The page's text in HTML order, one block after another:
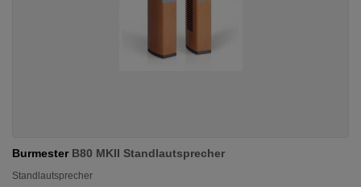
Burmester B80 MKII Standlautsprecher
Standlautsprecher